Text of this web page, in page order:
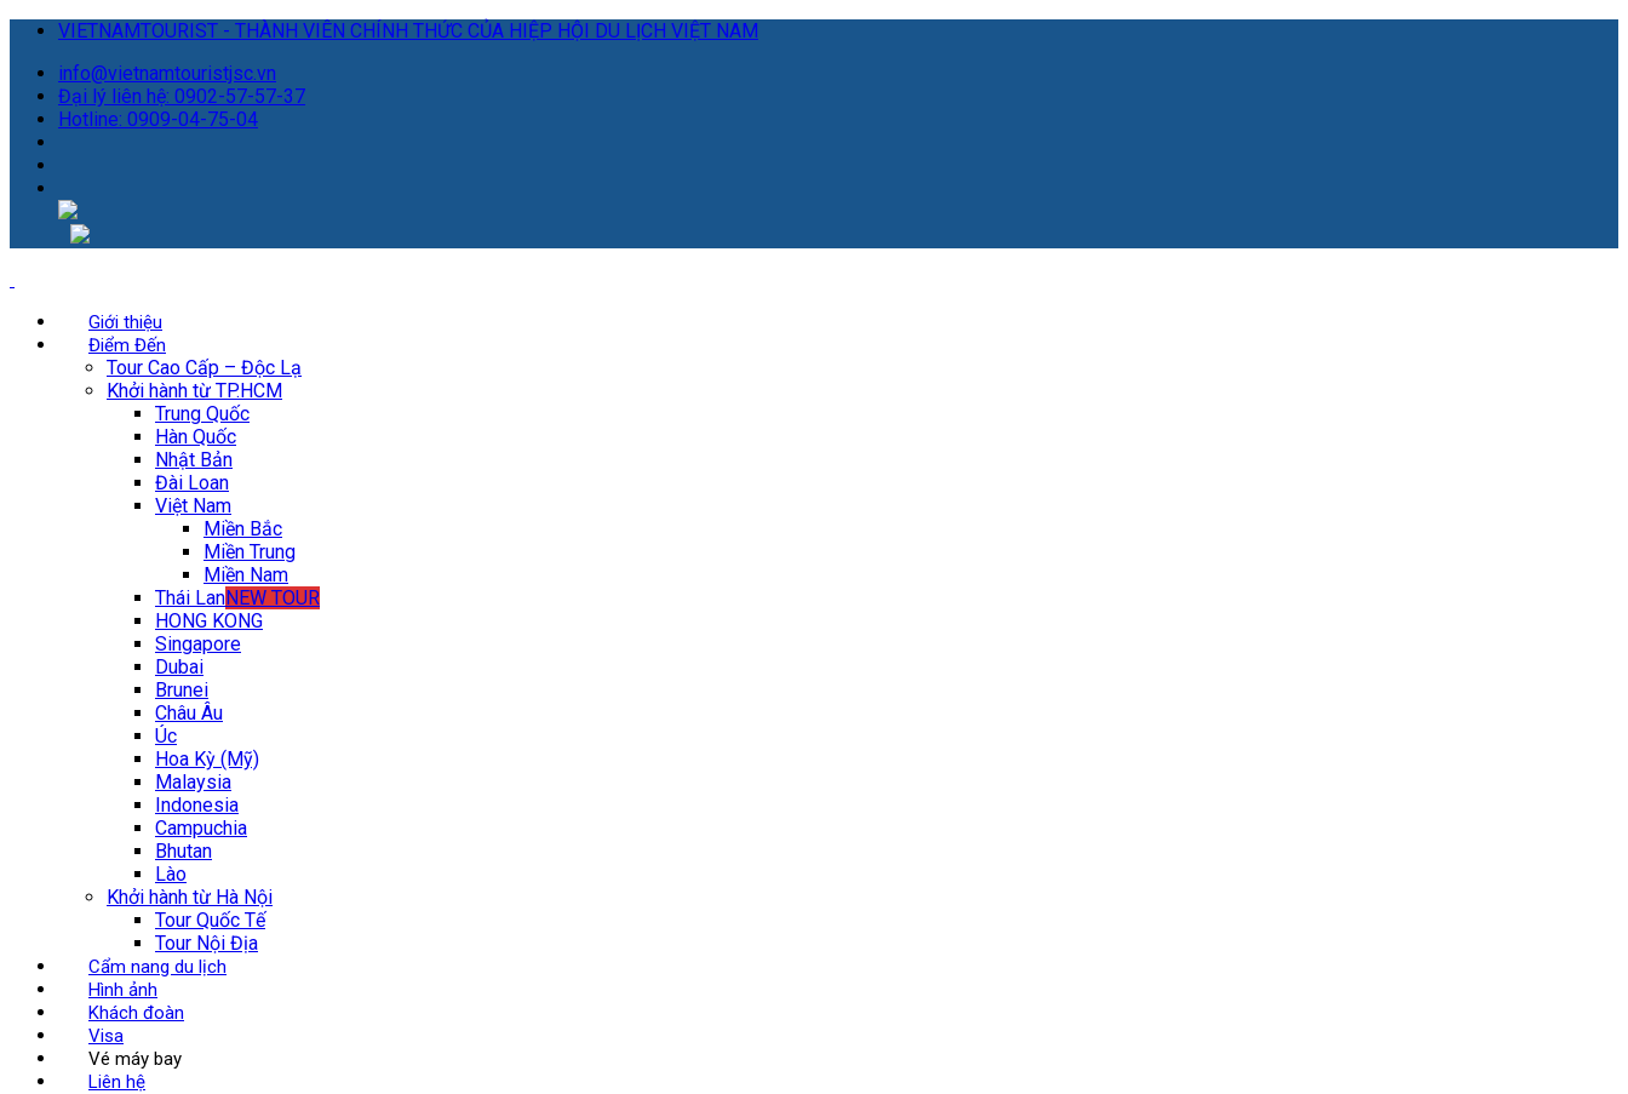
VIETNAMTOURIST - THÀNH VIÊN CHÍNH THỨC CỦA HIỆP HỘI DU LỊCH VIỆT NAM
info@vietnamtouristjsc.vn
Đại lý liên hệ: 0902-57-57-37
Hotline: 0909-04-75-04
Giới thiệu
Điểm Đến
Tour Cao Cấp – Độc Lạ
Khởi hành từ TP.HCM
Trung Quốc
Hàn Quốc
Nhật Bản
Đài Loan
Việt Nam
Miền Bắc
Miền Trung
Miền Nam
Thái LanNEW TOUR
HONG KONG
Singapore
Dubai
Brunei
Châu Âu
Úc
Hoa Kỳ (Mỹ)
Malaysia
Indonesia
Campuchia
Bhutan
Lào
Khởi hành từ Hà Nội
Tour Quốc Tế
Tour Nội Địa
Cẩm nang du lịch
Hình ảnh
Khách đoàn
Visa
Vé máy bay
Liên hệ